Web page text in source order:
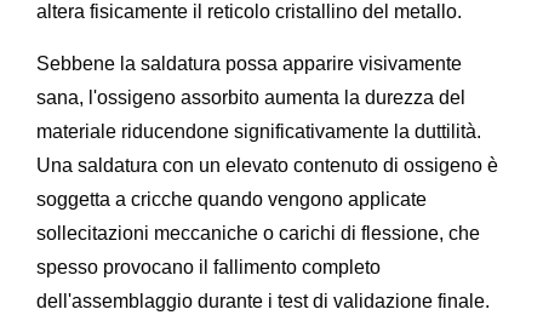
altera fisicamente il reticolo cristallino del metallo.
Sebbene la saldatura possa apparire visivamente
sana, l'ossigeno assorbito aumenta la durezza del
materiale riducendone significativamente la duttilità.
Una saldatura con un elevato contenuto di ossigeno è
soggetta a cricche quando vengono applicate
sollecitazioni meccaniche o carichi di flessione, che
spesso provocano il fallimento completo
dell'assemblaggio durante i test di validazione finale.